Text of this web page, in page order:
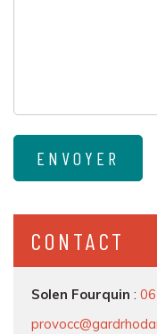
CONTACT
Solen Fourquin :